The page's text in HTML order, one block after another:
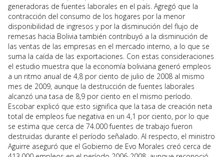
generadoras de fuentes laborales en el país. Agregó que la
contracción del consumo de los hogares por la menor
disponibilidad de ingresos y por la disminución del flujo de
remesas hacia Bolivia también contribuyó a la disminución de
las ventas de las empresas en el mercado interno, a lo que se
suma la caída de las exportaciones. Con estas consideraciones
el estudio muestra que la economía boliviana generó empleos
a un ritmo anual de 4,8 por ciento de julio de 2008 al mismo
mes de 2009, aunque la destrucción de fuentes laborales
alcanzó una tasa de 8,9 por ciento en el mismo período.
Escobar explicó que esto significa que la tasa de creación neta
total de empleos fue negativa en un 4,1 por ciento, por lo que
se estima que cerca de 74.000 fuentes de trabajo fueron
destruidas durante el período señalado. Al respecto, el ministro
Aguirre aseguró que el Gobierno de Evo Morales creó cerca de